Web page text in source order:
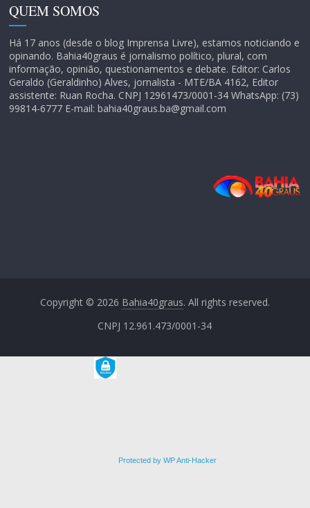
QUEM SOMOS
Há 17 anos (desde o blog Imprensa Livre), estamos noticiando e
opinando. Bahia40graus é jornalismo político, plural, com
informação, opinião, questionamentos e debate. Editor: Carlos
Geraldo (Geraldinho) Alves, jornalista - MTE/BA 4162, Editor
assistente: Ruan Rocha. CNPJ 12961473/0001-34 WhatsApp: (73)
99814-6777 E-mail: bahia40graus.ba@gmail.com
Copyright © 2026 Bahia40graus. All rights reserved.
CNPJ 12.961.473/0001-34
Protected by WP Anti-Hacker